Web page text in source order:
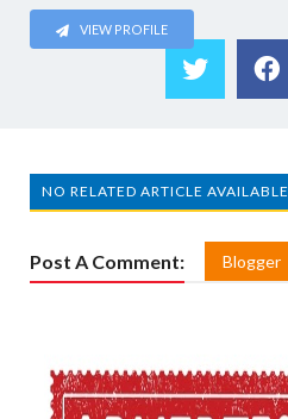
VIEW PROFILE
NO RELATED ARTICLE AVAILABLE
Post A Comment: Blogger